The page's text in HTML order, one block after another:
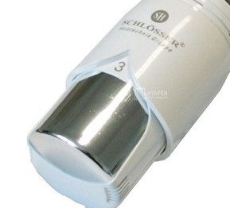
Клімаконвектори
Кутові та радіусні